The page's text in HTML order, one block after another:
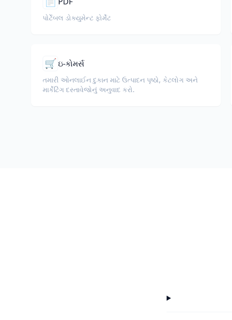
પોર્ટેબલ ડોક્યુમેન્ટ ફોર્મેટ
🛒ઇ-કોમર્સ
તમારી ઓનલાઈન દુકાન માટે ઉત્પાદન પૃષ્ઠો, કેટલોગ અને
માર્કેટિંગ દસ્તાવેજોનું અનુવાદ કરો.